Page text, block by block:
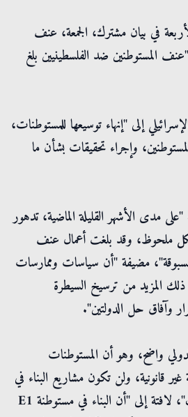
في بيان مشترك، الجمعة، عنف
المستوطنين ضد الفلسطينيين بلغ
إلى "إنهاء توسيعها للمستوطنات،
وإجراء تحقيقات بشأن ما
مدى الأشهر القليلة الماضية، تدهور
ملحوظ، وقد بلغت أعمال عنف
مضيفة "أن سياسات وممارسات
ذلك المزيد من ترسيخ السيطرة
وآفاق حل الدولتين".
واضح، وهو أن المستوطنات
غير قانونية، ولن تكون مشاريع البناء في
منطقة E1 استثناءً من ذلك"، لافتة إلى "أن البناء في مستوطنة E1